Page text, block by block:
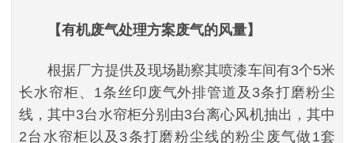
【有机废气处理方案废气的风量】
根据厂方提供及现场勘察其喷漆车间有3个5米
长水帘柜、1条丝印废气外排管道及3条打磨粉尘
线，其中3台水帘柜分别由3台离心风机抽出，其中
2台水帘柜以及3条打磨粉尘线的粉尘废气做1套